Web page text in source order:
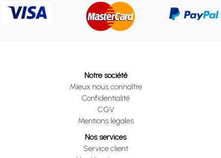
Notre société
Mieux nous connaître
Confidentialité
CGV
Mentions légales
Nos services
Service client